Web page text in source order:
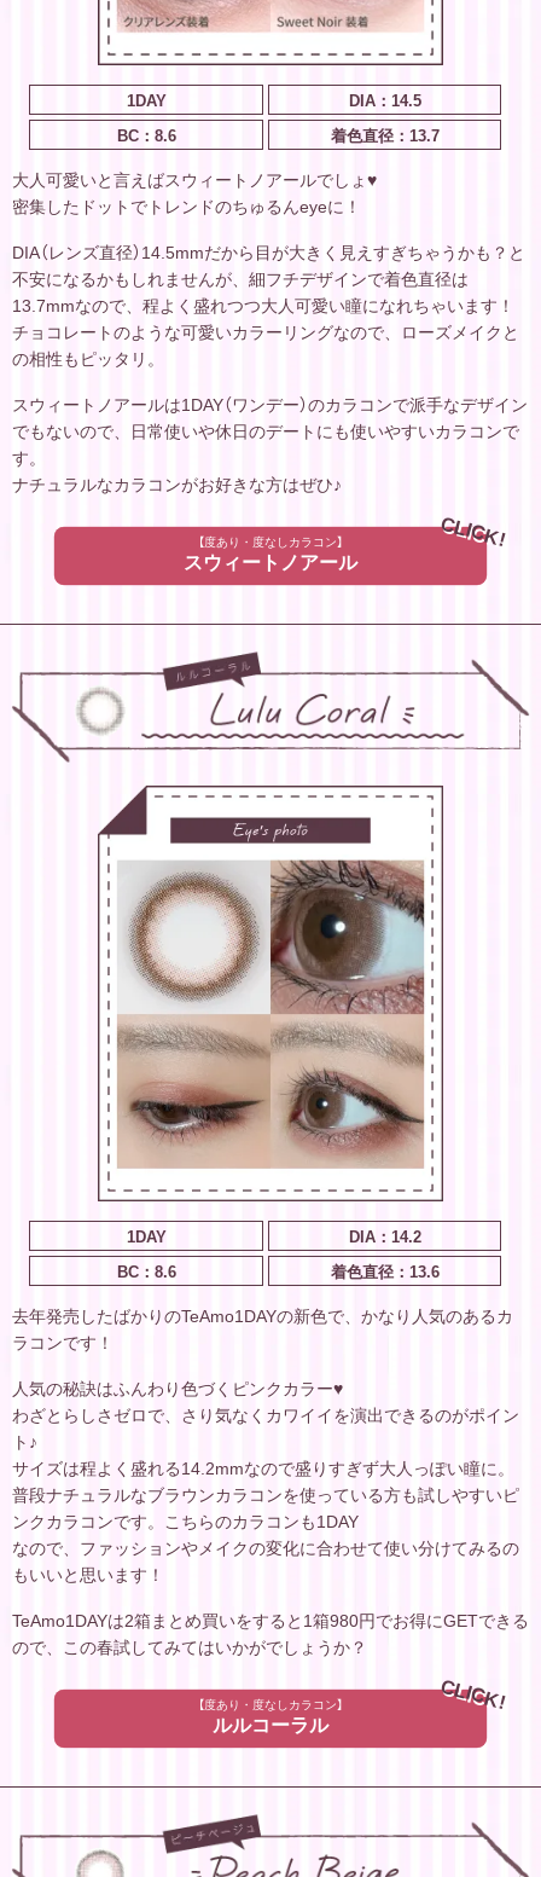
1DAY
DIA：14.5
BC：8.6
着色直径：13.7
大人可愛いと言えばスウィートノアールでしょ♥
密集したドットでトレンドのちゅるんeyeに！
DIA（レンズ直径）14.5mmだから目が大きく見えすぎちゃうかも？と
不安になるかもしれませんが、細フチデザインで着色直径は
13.7mmなので、程よく盛れつつ大人可愛い瞳になれちゃいます！
チョコレートのような可愛いカラーリングなので、ローズメイクと
の相性もピッタリ。
スウィートノアールは1DAY（ワンデー）のカラコンで派手なデザイン
でもないので、日常使いや休日のデートにも使いやすいカラコンで
す。
ナチュラルなカラコンがお好きな方はぜひ♪
【度あり・度なしカラコン】
スウィートノアール
CLICK!
1DAY
DIA：14.2
BC：8.6
着色直径：13.6
去年発売したばかりのTeAmo1DAYの新色で、かなり人気のあるカ
ラコンです！
人気の秘訣はふんわり色づくピンクカラー♥
わざとらしさゼロで、さり気なくカワイイを演出できるのがポイン
ト♪
サイズは程よく盛れる14.2mmなので盛りすぎず大人っぽい瞳に。
普段ナチュラルなブラウンカラコンを使っている方も試しやすいピ
ンクカラコンです。こちらのカラコンも1DAY
なので、ファッションやメイクの変化に合わせて使い分けてみるの
もいいと思います！
TeAmo1DAYは2箱まとめ買いをすると1箱980円でお得にGETできる
ので、この春試してみてはいかがでしょうか？
【度あり・度なしカラコン】
ルルコーラル
CLICK!